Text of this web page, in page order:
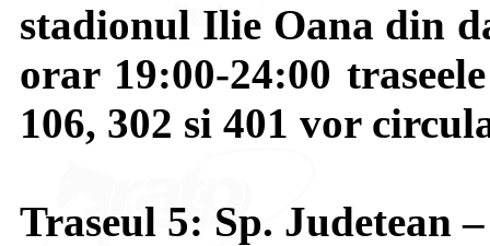
stadionul Ilie Oana din
orar 19:00-24:00
106, 302 si 401 vor
Traseul 5: Sp. Judetean